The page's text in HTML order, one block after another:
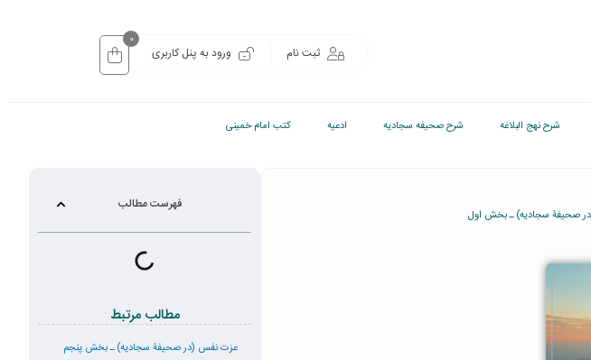
ثبت نام ورود به پنل کاربری
0
شرح نهج البلاغه شرح صحیفه سجادیه ادعیه کتب امام خمینی
صحیفۀ سجادیه) ـ بخش اول
فهرست مطالب
مطالب مرتبط
عزت نفس (در صحیفۀ سجادیه) ـ بخش پنجم